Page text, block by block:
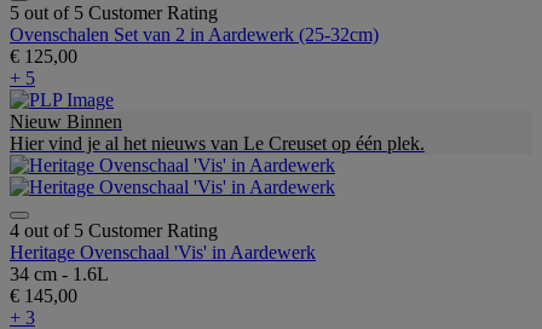
5 out of 5 Customer Rating
Ovenschalen Set van 2 in Aardewerk (25-32cm)
€ 125,00
+ 5
Nieuw Binnen
Hier vind je al het nieuws van Le Creuset op één plek.
4 out of 5 Customer Rating
Heritage Ovenschaal 'Vis' in Aardewerk
34 cm - 1.6L
€ 145,00
+ 3